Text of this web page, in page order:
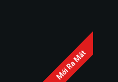
Mới Ra Mắt